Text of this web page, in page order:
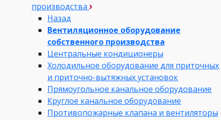
производства
Назад
Вентиляционное оборудование
собственного производства
Центральные кондиционеры
Холодильное оборудование для приточных
и приточно-вытяжных установок
Прямоугольное канальное оборудование
Круглое канальное оборудование
Противопожарные клапана и вентиляторы